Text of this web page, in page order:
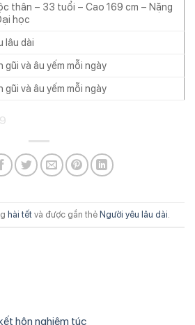
thân – 33 tuổi – Cao 169 cm – Nặng
học
lâu dài
gũi và âu yếm mỗi ngày
gũi và âu yếm mỗi ngày
hài tết và được gắn thẻ Người yêu lâu dài
hôn nghiêm túc